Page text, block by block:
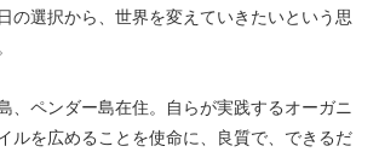
の選択から、世界を変えていきたいという思
、ペンダー島在住。自らが実践するオーガニ
ルを広めることを使命に、良質で、できるだ